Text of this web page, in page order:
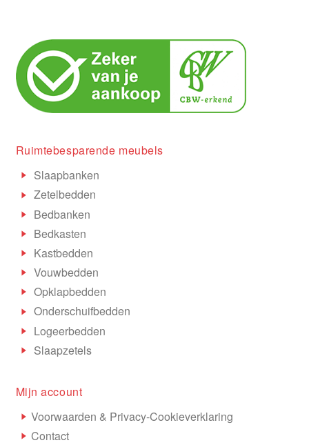
Ruimtebesparende meubels
Slaapbanken
Zetelbedden
Bedbanken
Bedkasten
Kastbedden
Vouwbedden
Opklapbedden
Onderschuifbedden
Logeerbedden
Slaapzetels
Mijn account
Voorwaarden & Privacy-Cookieverklaring
Contact